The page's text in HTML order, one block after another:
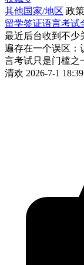
其他国家/地区 政
留学签证语言考试
最近后台收到不少
遍存在一个误区：
言考试只是门槛之
清欢 2026-7-1 18:39